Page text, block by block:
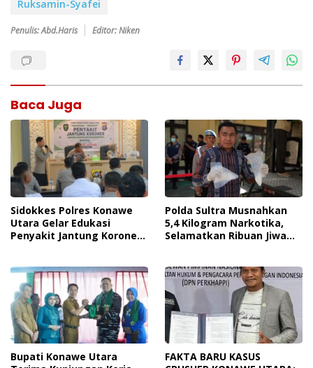
Ruksamin-Syafei
Penulis: Abd.Haris Editor: Niken
Baca Juga
Sidokkes Polres Konawe
Utara Gelar Edukasi
Penyakit Jantung Koroner,
Hidup Sehat
Polda Sultra Musnahkan
5,4 Kilogram Narkotika,
Selamatkan Ribuan Jiwa
Bupati Konawe Utara
FAKTA BARU KASUS